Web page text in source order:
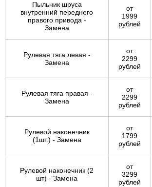
Пыльник шруса
внутренний переднего
правого привода -
Замена
от
1999
рублей
Рулевая тяга левая -
Замена
от
2299
рублей
Рулевая тяга правая -
Замена
от
2299
рублей
Рулевой наконечник
(1шт.) - Замена
от
1799
рублей
Рулевой наконечник (2
шт) - Замена
от
3299
рублей